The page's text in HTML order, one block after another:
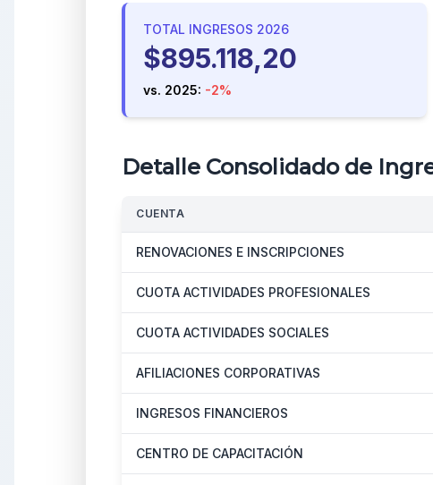
TOTAL INGRESOS 2026
$895.118,20
vs. 2025: -2%
Detalle Consolidado de
CUENTA
RENOVACIONES E INSCRIPCIONES
CUOTA ACTIVIDADES PROFESIONALES
CUOTA ACTIVIDADES SOCIALES
AFILIACIONES CORPORATIVAS
INGRESOS FINANCIEROS
CENTRO DE CAPACITACIÓN